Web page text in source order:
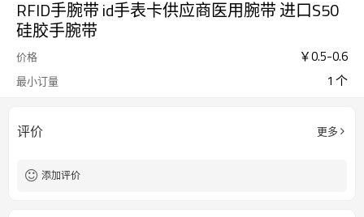
RFID手腕带 id手表卡供应商医用腕带 进口S50
硅胶手腕带
价格 ￥0.5-0.6
最小订量 1 个
评价 更多
添加评价